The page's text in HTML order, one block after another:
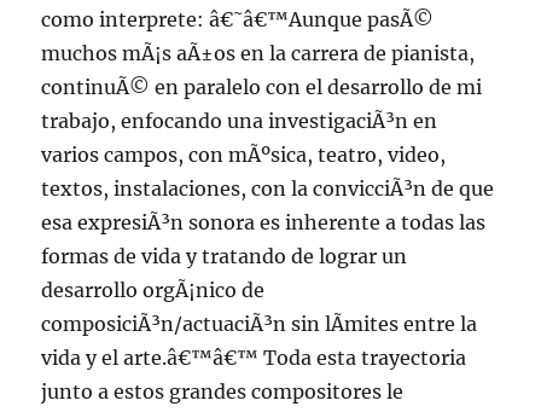
como interprete: â€˜â€™Aunque pasÃ©
muchos mÃ¡s aÃ±os en la carrera de pianista,
continuÃ© en paralelo con el desarrollo de mi
trabajo, enfocando una investigaciÃ³n en
varios campos, con mÃºsica, teatro, video,
textos, instalaciones, con la convicciÃ³n de que
esa expresiÃ³n sonora es inherente a todas las
formas de vida y tratando de lograr un
desarrollo orgÃ¡nico de
composiciÃ³n/actuaciÃ³n sin lÃ­mites entre la
vida y el arte.â€™â€™ Toda esta trayectoria
junto a estos grandes compositores le